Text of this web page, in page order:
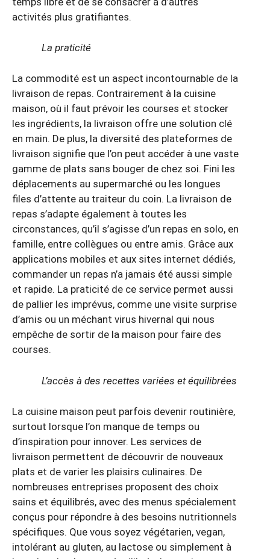
activités plus gratifiantes.
La praticité
La commodité est un aspect incontournable de la
livraison de repas. Contrairement à la cuisine
maison, où il faut prévoir les courses et stocker
les ingrédients, la livraison offre une solution clé
en main. De plus, la diversité des plateformes de
livraison signifie que l’on peut accéder à une vaste
gamme de plats sans bouger de chez soi. Fini les
déplacements au supermarché ou les longues
files d’attente au traiteur du coin. La livraison de
repas s’adapte également à toutes les
circonstances, qu’il s’agisse d’un repas en solo, en
famille, entre collègues ou entre amis. Grâce aux
applications mobiles et aux sites internet dédiés,
commander un repas n’a jamais été aussi simple
et rapide. La praticité de ce service permet aussi
de pallier les imprévus, comme une visite surprise
d’amis ou un méchant virus hivernal qui nous
empêche de sortir de la maison pour faire des
courses.
L’accès à des recettes variées et équilibrées
La cuisine maison peut parfois devenir routinière,
surtout lorsque l’on manque de temps ou
d’inspiration pour innover. Les services de
livraison permettent de découvrir de nouveaux
plats et de varier les plaisirs culinaires. De
nombreuses entreprises proposent des choix
sains et équilibrés, avec des menus spécialement
conçus pour répondre à des besoins nutritionnels
spécifiques. Que vous soyez végétarien, vegan,
intolérant au gluten, au lactose ou simplement à